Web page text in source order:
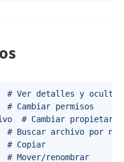
detalles y ocultos
Cambiar permisos
# Cambiar propietario
Buscar archivo por
Copiar
Mover/renombrar